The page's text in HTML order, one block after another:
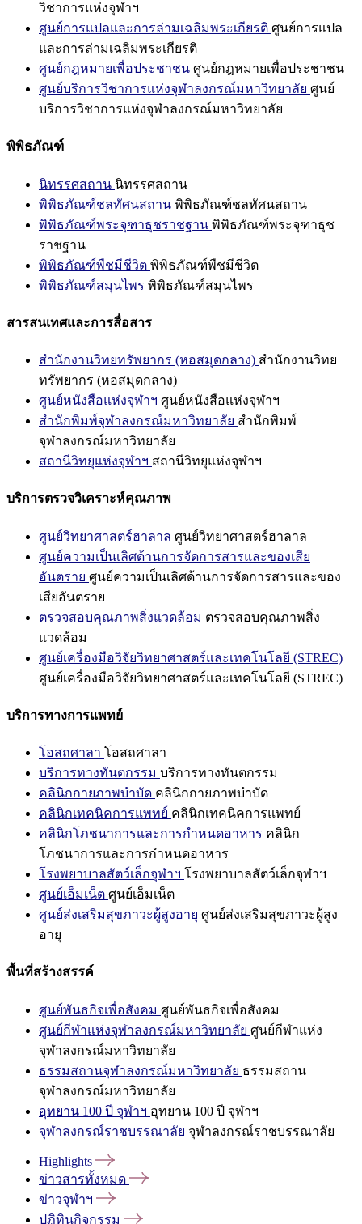
วิชาการแห่งจุฬาฯ
ศูนย์การแปลและการล่ามเฉลิมพระเกียรติ ศูนย์การแปล
และการล่ามเฉลิมพระเกียรติ
ศูนย์กฎหมายเพื่อประชาชน ศูนย์กฎหมายเพื่อประชาชน
ศูนย์บริการวิชาการแห่งจุฬาลงกรณ์มหาวิทยาลัย ศูนย์
บริการวิชาการแห่งจุฬาลงกรณ์มหาวิทยาลัย
พิพิธภัณฑ์
นิทรรศสถาน นิทรรศสถาน
พิพิธภัณฑ์ชลทัศนสถาน พิพิธภัณฑ์ชลทัศนสถาน
พิพิธภัณฑ์พระจุฑาธุชราชฐาน พิพิธภัณฑ์พระจุฑาธุช
ราชฐาน
พิพิธภัณฑ์พืชมีชีวิต พิพิธภัณฑ์พืชมีชีวิต
พิพิธภัณฑ์สมุนไพร พิพิธภัณฑ์สมุนไพร
สารสนเทศและการสื่อสาร
สำนักงานวิทยทรัพยากร (หอสมุดกลาง) สำนักงานวิทย
ทรัพยากร (หอสมุดกลาง)
ศูนย์หนังสือแห่งจุฬาฯ ศูนย์หนังสือแห่งจุฬาฯ
สำนักพิมพ์จุฬาลงกรณ์มหาวิทยาลัย สำนักพิมพ์
จุฬาลงกรณ์มหาวิทยาลัย
สถานีวิทยุแห่งจุฬาฯ สถานีวิทยุแห่งจุฬาฯ
บริการตรวจวิเคราะห์คุณภาพ
ศูนย์วิทยาศาสตร์ฮาลาล ศูนย์วิทยาศาสตร์ฮาลาล
ศูนย์ความเป็นเลิศด้านการจัดการสารและของเสีย
อันตราย ศูนย์ความเป็นเลิศด้านการจัดการสารและของ
เสียอันตราย
ตรวจสอบคุณภาพสิ่งแวดล้อม ตรวจสอบคุณภาพสิ่ง
แวดล้อม
ศูนย์เครื่องมือวิจัยวิทยาศาสตร์และเทคโนโลยี (STREC)
ศูนย์เครื่องมือวิจัยวิทยาศาสตร์และเทคโนโลยี (STREC)
บริการทางการแพทย์
โอสถศาลา โอสถศาลา
บริการทางทันตกรรม บริการทางทันตกรรม
คลินิกกายภาพบำบัด คลินิกกายภาพบำบัด
คลินิกเทคนิคการแพทย์ คลินิกเทคนิคการแพทย์
คลินิกโภชนาการและการกำหนดอาหาร คลินิก
โภชนาการและการกำหนดอาหาร
โรงพยาบาลสัตว์เล็กจุฬาฯ โรงพยาบาลสัตว์เล็กจุฬาฯ
ศูนย์เอ็มเน็ต ศูนย์เอ็มเน็ต
ศูนย์ส่งเสริมสุขภาวะผู้สูงอายุ ศูนย์ส่งเสริมสุขภาวะผู้สูง
อายุ
พื้นที่สร้างสรรค์
ศูนย์พันธกิจเพื่อสังคม ศูนย์พันธกิจเพื่อสังคม
ศูนย์กีฬาแห่งจุฬาลงกรณ์มหาวิทยาลัย ศูนย์กีฬาแห่ง
จุฬาลงกรณ์มหาวิทยาลัย
ธรรมสถานจุฬาลงกรณ์มหาวิทยาลัย ธรรมสถาน
จุฬาลงกรณ์มหาวิทยาลัย
อุทยาน 100 ปี จุฬาฯ อุทยาน 100 ปี จุฬาฯ
จุฬาลงกรณ์ราชบรรณาลัย จุฬาลงกรณ์ราชบรรณาลัย
Highlights
ข่าวสารทั้งหมด
ข่าวจุฬาฯ
ปฏิทินกิจกรรม